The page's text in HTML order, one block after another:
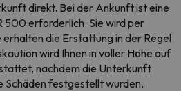
direkt. Bei der Ankunft ist eine
500 erforderlich. Sie wird per
die Erstattung in der Regel
wird Ihnen in voller Höhe auf
nachdem die Unterkunft
Schäden festgestellt wurden.